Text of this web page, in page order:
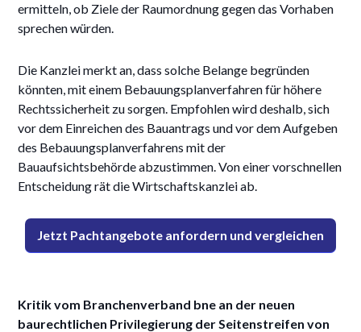
ermitteln, ob Ziele der Raumordnung gegen das Vorhaben
sprechen würden.
Die Kanzlei merkt an, dass solche Belange begründen
könnten, mit einem Bebauungsplanverfahren für höhere
Rechtssicherheit zu sorgen. Empfohlen wird deshalb, sich
vor dem Einreichen des Bauantrags und vor dem Aufgeben
des Bebauungsplanverfahrens mit der
Bauaufsichtsbehörde abzustimmen. Von einer vorschnellen
Entscheidung rät die Wirtschaftskanzlei ab.
Jetzt Pachtangebote anfordern und vergleichen
Kritik vom Branchenverband bne an der neuen
baurechtlichen Privilegierung der Seitenstreifen von